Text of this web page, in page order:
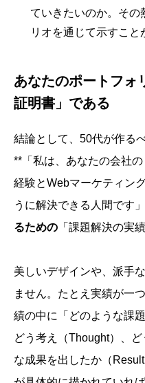
ていきたいのか。その
リオを通じて示すこと
あなたのポートフォ
証明書」である
結論として、50代が作る
**「私は、あなたの会社
経験とWebマーケティン
うに解決できる人間です」
るための 「課題解決の実
美しいデザインや、派手
ません。たとえ実績が一
績の中に「どのような課
どう考え（Thought）、
な成果を出したか（